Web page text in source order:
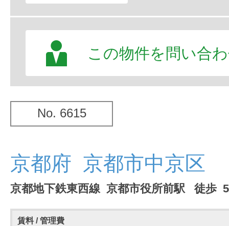
この物件を問い合
No. 6615
京都府 京都市中京区
京都地下鉄東西線 京都市役所前駅 徒歩
賃料 / 管理費